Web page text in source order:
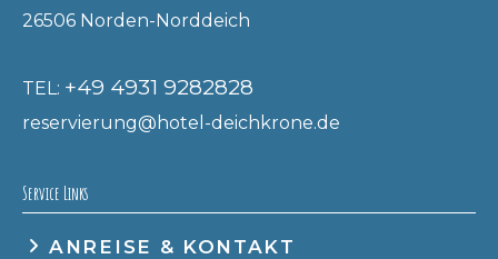
26506 Norden-Norddeich
TEL: +49 4931 9282828
reservierung@hotel-deichkrone.de
Service Links
ANREISE & KONTAKT